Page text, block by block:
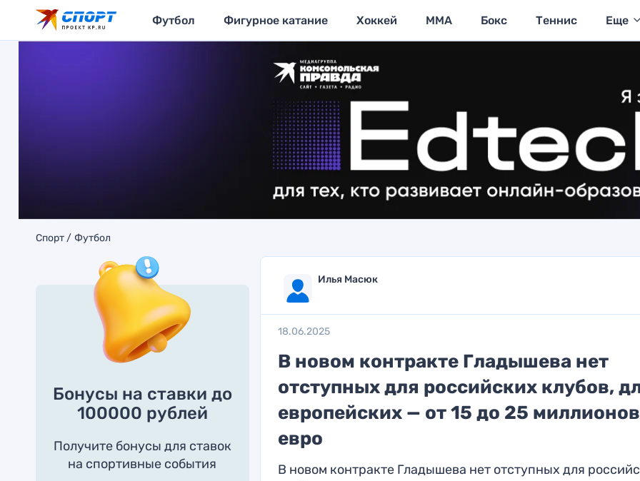
Футбол Фигурное катание Хоккей MMA Бокс Теннис Еще
Спорт Футбол
Бонусы на ставки до
100000 рублей
Получите бонусы для ставок
на спортивные события
Илья Масюк
18.06.2025
В новом контракте Гладышева нет
отступных для российских клубов,
европейских — от 15 до 25 миллионов
евро
В новом контракте Гладышева нет отступных для